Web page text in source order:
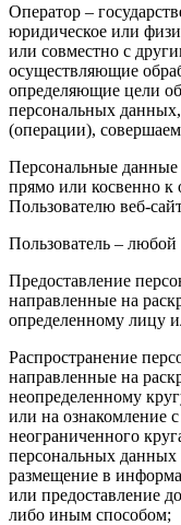
Оператор –
юридическое или
или совместно с
осуществляющие
определяющие цели
персональных
(операции),
Персональные
прямо или косвенно к
Пользователю веб-
Пользователь – любой
Предоставление
направленные на
определенному лицу
Распространение
направленные на
неопределенному
или на ознакомление
неограниченного
персональных данных
размещение в
или предоставление
либо иным способом;